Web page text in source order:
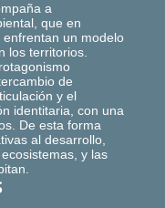
a
que en
un modelo
los territorios.
de
y el
identitaria, con una
De esta forma
al desarrollo,
y las